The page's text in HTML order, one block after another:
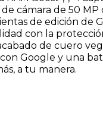
de cámara de 50
de edición de
con la
de cuero
Google y una
a tu manera.